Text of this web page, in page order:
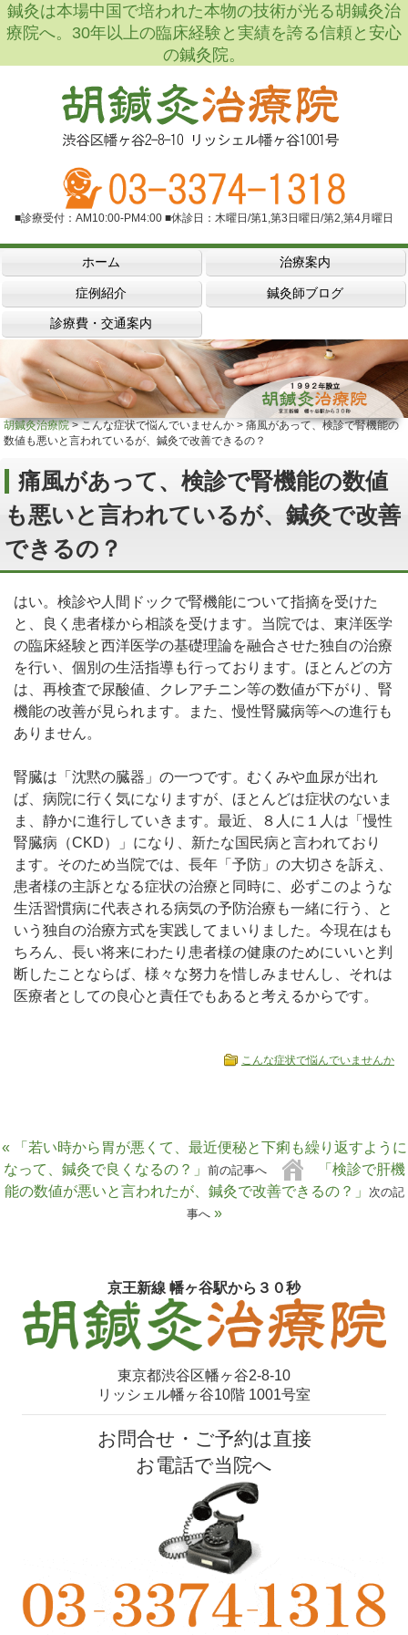
鍼灸は本場中国で培われた本物の技術が光る胡鍼灸治
療院へ。30年以上の臨床経験と実績を誇る信頼と安心
の鍼灸院。
■診療受付：AM10:00-PM4:00 ■休診日：木曜日/第1,第3日曜日/第2,第4月曜日
ホーム 治療案内
症例紹介 鍼灸師ブログ
診療費・交通案内
胡鍼灸治療院>こんな症状で悩んでいませんか >痛風があって、検診で腎機能の
数値も悪いと言われているが、鍼灸で改善できるの？
痛風があって、検診で腎機能の数値
も悪いと言われているが、鍼灸で改善
できるの？
はい。検診や人間ドックで腎機能について指摘を受けた
と、良く患者様から相談を受けます。当院では、東洋医学
の臨床経験と西洋医学の基礎理論を融合させた独自の治療
を行い、個別の生活指導も行っております。ほとんどの方
は、再検査で尿酸値、クレアチニン等の数値が下がり、腎
機能の改善が見られます。また、慢性腎臓病等への進行も
ありません。
腎臓は「沈黙の臓器」の一つです。むくみや血尿が出れ
ば、病院に行く気になりますが、ほとんどは症状のないま
ま、静かに進行していきます。最近、８人に１人は「慢性
腎臓病（CKD）」になり、新たな国民病と言われており
ます。そのため当院では、長年「予防」の大切さを訴え、
患者様の主訴となる症状の治療と同時に、必ずこのような
生活習慣病に代表される病気の予防治療も一緒に行う、と
いう独自の治療方式を実践してまいりました。今現在はも
ちろん、長い将来にわたり患者様の健康のためにいいと判
断したことならば、様々な努力を惜しみませんし、それは
医療者としての良心と責任でもあると考えるからです。
こんな症状で悩んでいませんか
« 「若い時から胃が悪くて、最近便秘と下痢も繰り返すように
なって、鍼灸で良くなるの？」 前の記事へ
「検診で肝機
能の数値が悪いと言われたが、鍼灸で改善できるの？」
次の記
事へ»
京王新線 幡ヶ谷駅から３０秒
東京都渋谷区幡ヶ谷2-8-10
リッシェル幡ヶ谷10階 1001号室
お問合せ・ご予約は直接
お電話で当院へ